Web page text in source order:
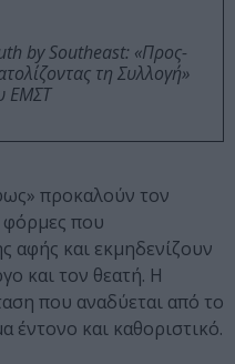
by Southeast: «Προς-
τη Συλλογή»
ΕΜΣΤ
προκαλούν τον
φόρμες που
αφής και εκμηδενίζουν
και τον θεατή. Η
που αναδύεται από το
έντονο και καθοριστικό.